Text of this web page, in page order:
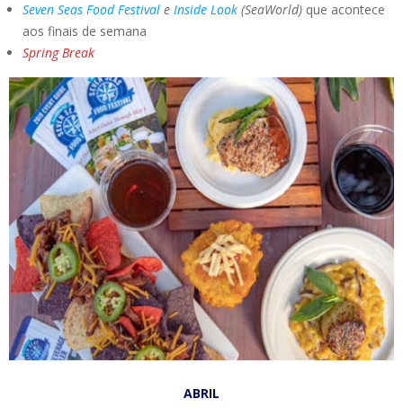
Seven Seas Food Festival e Inside Look (SeaWorld) que acontece
aos finais de semana
Spring Break
ABRIL